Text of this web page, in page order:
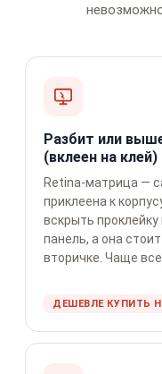
Разбит или
(вклеен на клей)
Retina-матрица —
приклеена к
вскрыть
панель, а она
вторичке. Чаще
ДЕШЕВЛЕ КУПИТЬ